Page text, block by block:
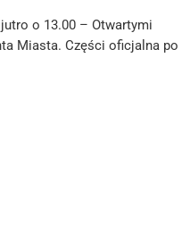
o 13.00 – Otwartymi
Miasta. Części oficjalna po